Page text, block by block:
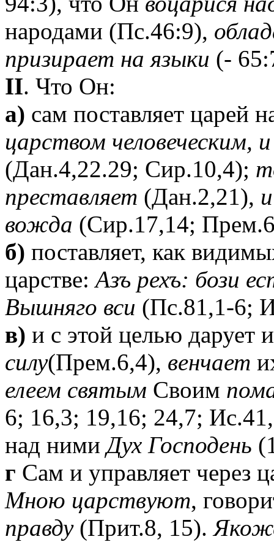
народами (Пс.46:9),
призирает на языки (-
II. Что Он:
а) сам поставляет царей
царством человеческим,
(Дан.4,22.29; Сир.10,4);
преставляет (Дан.2,21),
вожда (Сир.17,14;
б) поставляет, как
царстве:Азъ рехъ: бози
Вышняго вси (Пс.81,1-6;
в) и с этой целью дарует
силу(Прем.6,4), венчает
елеем святым Своим
6; 16,3; 19,16; 24,7;
над нимиДух Господень
г Сам и управляет через
Мною царствуют,
правду(Прит.8, 15).